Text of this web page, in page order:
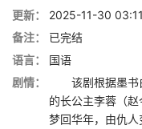
更新：
2025-11-30 03:11
备注：
已完结
语言：
国语
剧情：
该剧根据墨书
的长公主李蓉（赵
梦回华年，由仇